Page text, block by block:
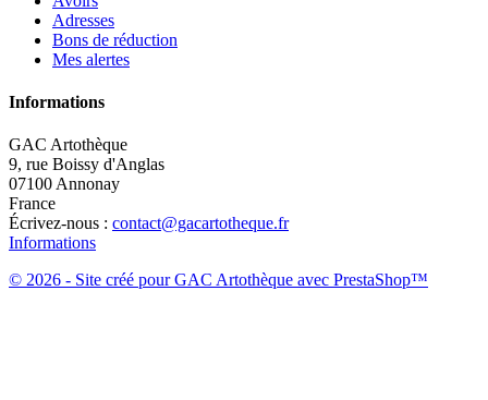
Adresses
Bons de réduction
Mes alertes
Informations
GAC Artothèque
9, rue Boissy d'Anglas
07100 Annonay
France
Écrivez-nous : contact@gacartotheque.fr
Informations
© 2026 - Site créé pour GAC Artothèque avec PrestaShop™